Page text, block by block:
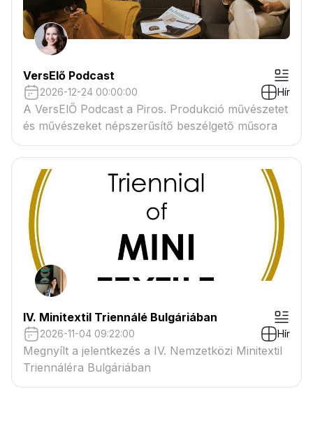
VersElő Podcast
2026-12-24 00:00:00 Hír
A VersElŐ Podcast a Piros. Produkció művészetet
és művészeket népszerűsítő beszélgető műsora
IV. Minitextil Triennálé Bulgáriában
2026-11-04 09:22:00 Hír
Megnyílt a jelentkezés a IV. Nemzetközi Minitextil
Triennáléra Bulgáriában